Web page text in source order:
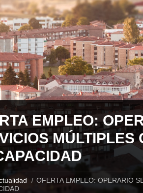
EMPLEO:
MÚLTIPLES
OFERTA EMPLEO: OPERARIO